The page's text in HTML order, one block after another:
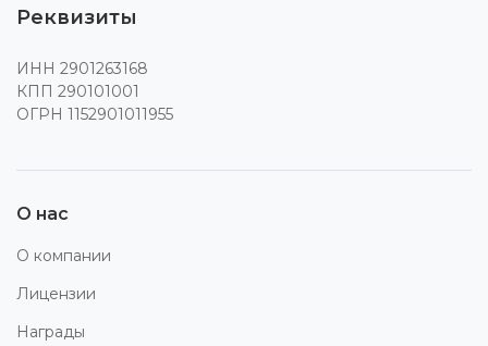
Реквизиты
ИНН 2901263168
КПП 290101001
ОГРН 1152901011955
О нас
О компании
Лицензии
Награды